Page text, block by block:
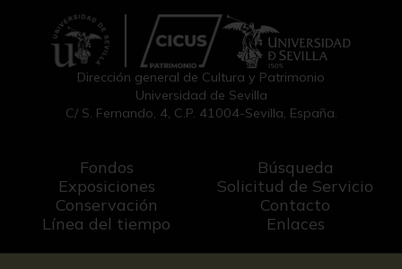
Dirección general de Cultura y Patrimonio
Universidad de Sevilla
C/ S. Fernando, 4, C.P. 41004-Sevilla, España.
Fondos
Exposiciones
Conservación
Línea del tiempo
Búsqueda
Solicitud de Servicio
Contacto
Enlaces